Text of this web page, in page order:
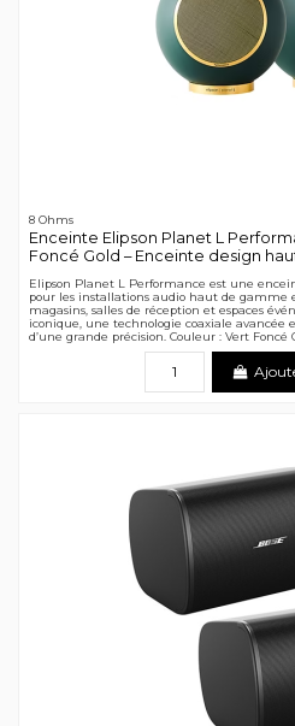
8 Ohms
Enceinte Elipson Planet L
Foncé Gold – Enceinte design
Elipson Planet L Performance est une
pour les installations audio haut de gamme
magasins, salles de réception et espaces
iconique, une technologie coaxiale avancée
d’une grande précision. Couleur : Vert Foncé